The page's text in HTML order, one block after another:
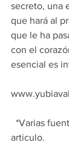
secreto, una
que hará al
que le ha
con el
esencial es
articulo.